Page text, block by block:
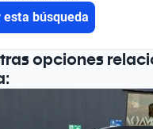
esta búsqueda
opciones